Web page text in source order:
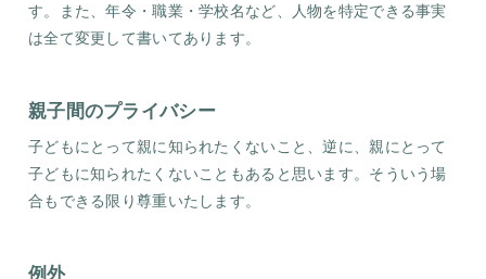
す。また、年令・職業・学校名など、人物を特定できる事実
は全て変更して書いてあります。
親子間のプライバシー
子どもにとって親に知られたくないこと、逆に、親にとって
子どもに知られたくないこともあると思います。そういう場
合もできる限り尊重いたします。
例外